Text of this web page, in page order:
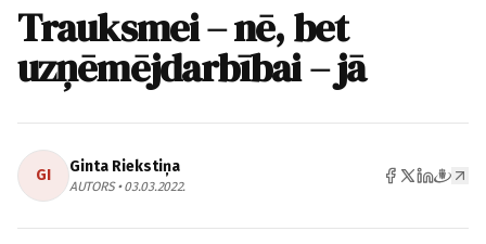
Trauksmei – nē, bet
uzņēmējdarbībai – jā
GI Ginta Riekstiņa
AUTORS • 03.03.2022.